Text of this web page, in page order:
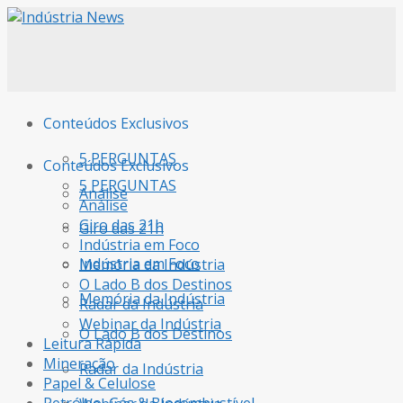
Conteúdos Exclusivos
5 PERGUNTAS
Análise
Giro das 21h
Indústria em Foco
Memória da Indústria
O Lado B dos Destinos
Radar da Indústria
Conteúdos Exclusivos
5 PERGUNTAS
Análise
Giro das 21h
Indústria em Foco
Memória da Indústria
O Lado B dos Destinos
Radar da Indústria
Webinar da Indústria
Leitura Rápida
Mineração
Papel & Celulose